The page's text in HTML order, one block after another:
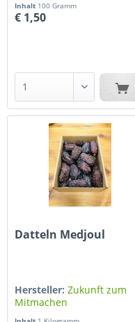
Inhalt 100 Gramm
€ 1,50
Datteln Medjoul
Hersteller: Zukunft zum
Mitmachen